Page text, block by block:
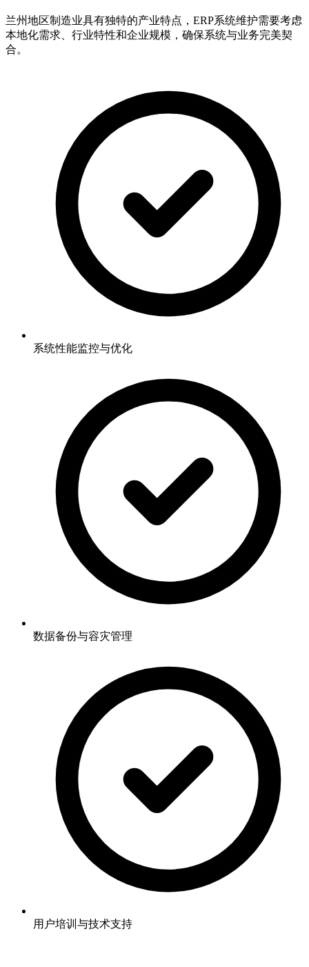
兰州地区制造业具有独特的产业特点，ERP系统维护需要考虑
本地化需求、行业特性和企业规模，确保系统与业务完美契
合。
系统性能监控与优化
数据备份与容灾管理
用户培训与技术支持